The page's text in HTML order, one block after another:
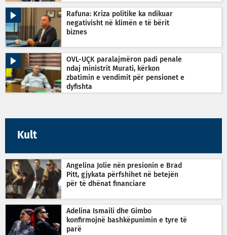
Rafuna: Kriza politike ka ndikuar
negativisht në klimën e të bërit
biznes
OVL-UÇK paralajmëron padi penale
ndaj ministrit Murati, kërkon
zbatimin e vendimit për pensionet e
dyfishta
Kult
Angelina Jolie nën presionin e Brad
Pitt, gjykata përfshihet në betejën
për të dhënat financiare
Adelina Ismaili dhe Gimbo
konfirmojnë bashkëpunimin e tyre të
parë